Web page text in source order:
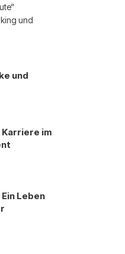
und
und
Karriere im
Leben